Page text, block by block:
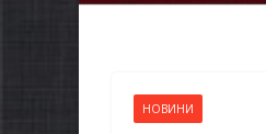
НОВИНИ